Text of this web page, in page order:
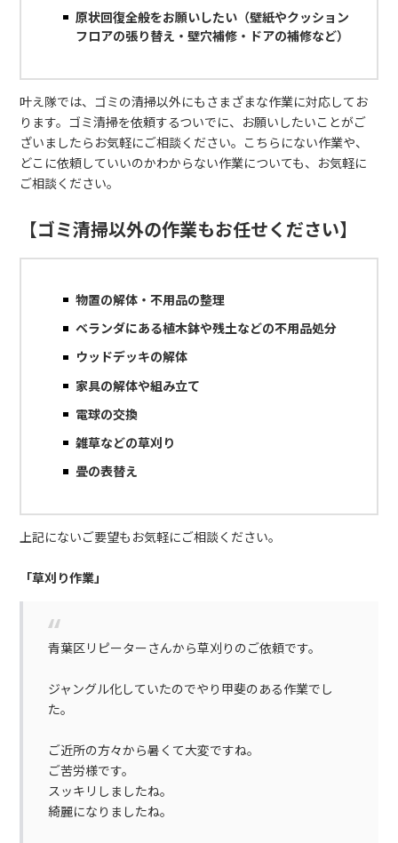
原状回復全般をお願いしたい（壁紙やクッション
フロアの張り替え・壁穴補修・ドアの補修など）
叶え隊では、ゴミの清掃以外にもさまざまな作業に対応してお
ります。ゴミ清掃を依頼するついでに、お願いしたいことがご
ざいましたらお気軽にご相談ください。こちらにない作業や、
どこに依頼していいのかわからない作業についても、お気軽に
ご相談ください。
【ゴミ清掃以外の作業もお任せください】
物置の解体・不用品の整理
ベランダにある植木鉢や残土などの不用品処分
ウッドデッキの解体
家具の解体や組み立て
電球の交換
雑草などの草刈り
畳の表替え
上記にないご要望もお気軽にご相談ください。
「草刈り作業」
青葉区リピーターさんから草刈りのご依頼です。
ジャングル化していたのでやり甲斐のある作業でし
た。
ご近所の方々から暑くて大変ですね。
ご苦労様です。
スッキリしましたね。
綺麗になりましたね。